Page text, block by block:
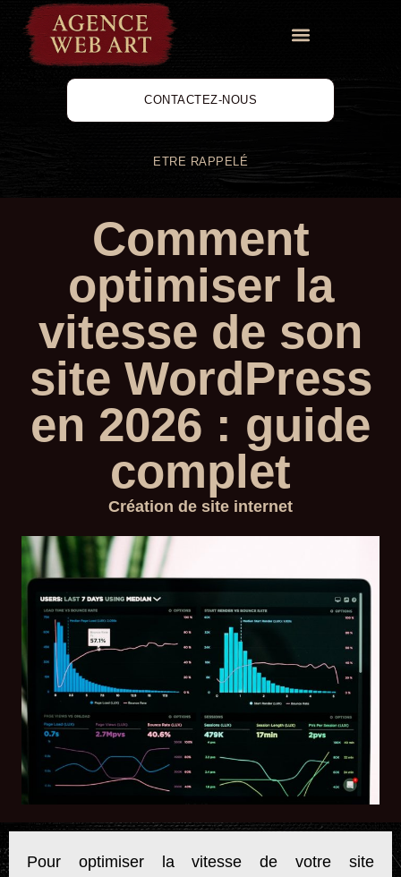
CONTACTEZ-NOUS
ETRE RAPPELÉ
Comment
optimiser la
vitesse de son
site WordPress
en 2026 : guide
complet
Création de site internet
Pour optimiser la vitesse de votre site